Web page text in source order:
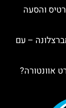
והסעה
– עם
אוונטורה?